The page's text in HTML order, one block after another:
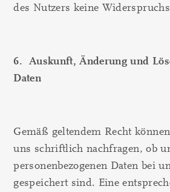
des Nutzers keine
6. Auskunft, Änderung und
Daten
Gemäß geltendem Recht
uns schriftlich nachfragen, ob
personenbezogenen Daten bei
gespeichert sind. Eine